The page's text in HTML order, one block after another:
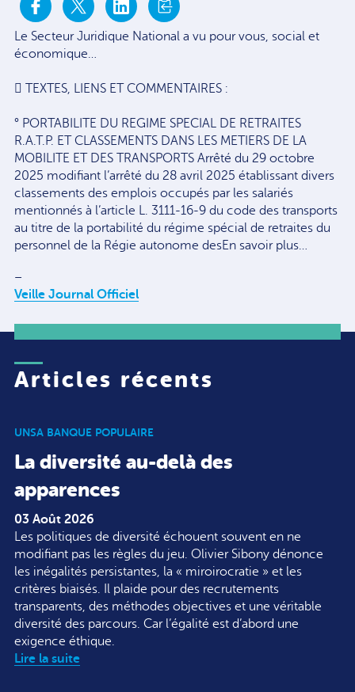
Le Secteur Juridique National a vu pour vous, social et
économique…
 TEXTES, LIENS ET COMMENTAIRES :
° PORTABILITE DU REGIME SPECIAL DE RETRAITES
R.A.T.P. ET CLASSEMENTS DANS LES METIERS DE LA
MOBILITE ET DES TRANSPORTS Arrêté du 29 octobre
2025 modifiant l’arrêté du 28 avril 2025 établissant divers
classements des emplois occupés par les salariés
mentionnés à l’article L. 3111-16-9 du code des transports
au titre de la portabilité du régime spécial de retraites du
personnel de la Régie autonome desEn savoir plus…
–
Veille Journal Officiel
Articles récents
UNSA BANQUE POPULAIRE
La diversité au-delà des
apparences
03 Août 2026
Les politiques de diversité échouent souvent en ne
modifiant pas les règles du jeu. Olivier Sibony dénonce
les inégalités persistantes, la « miroirocratie » et les
critères biaisés. Il plaide pour des recrutements
transparents, des méthodes objectives et une véritable
diversité des parcours. Car l’égalité est d’abord une
exigence éthique.
Lire la suite